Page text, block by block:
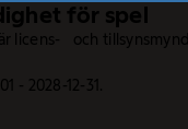
för spel
licens- och
- 2028-12-31.